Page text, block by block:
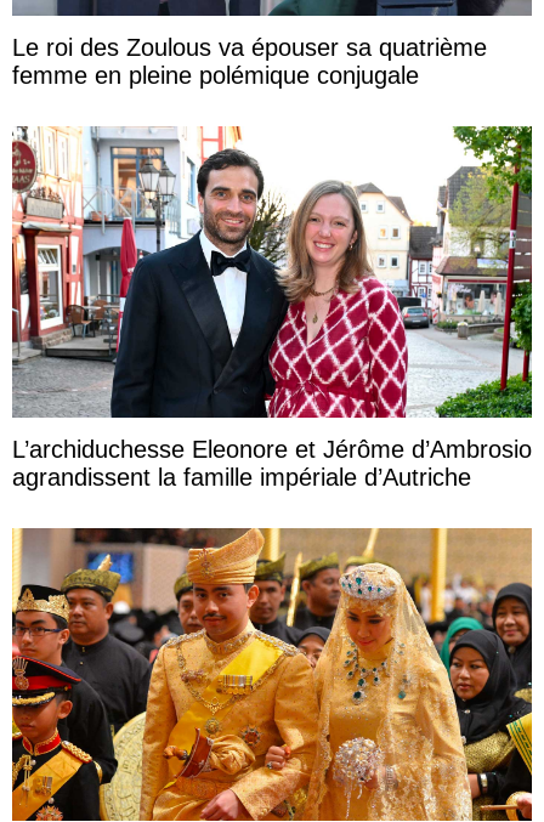
Le roi des Zoulous va épouser sa quatrième
femme en pleine polémique conjugale
L’archiduchesse Eleonore et Jérôme d’Ambrosio
agrandissent la famille impériale d’Autriche